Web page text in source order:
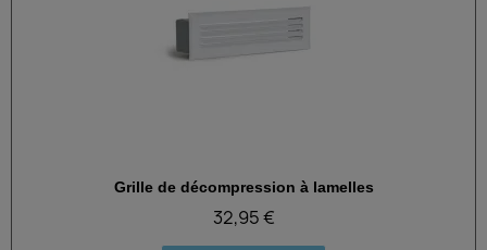
Aperçu rapide
Grille de décompression à lamelles
32,95 €